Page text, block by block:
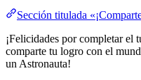
Sección titulada
¡Felicidades por completar el
comparte tu logro con el
un Astronauta!